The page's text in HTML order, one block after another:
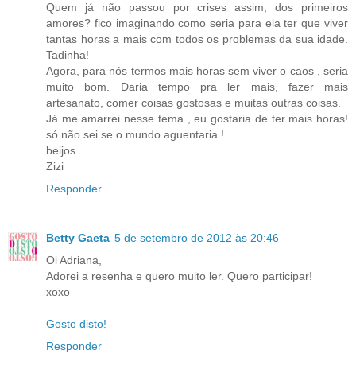
Quem já não passou por crises assim, dos primeiros
amores? fico imaginando como seria para ela ter que viver
tantas horas a mais com todos os problemas da sua idade.
Tadinha!
Agora, para nós termos mais horas sem viver o caos , seria
muito bom. Daria tempo pra ler mais, fazer mais
artesanato, comer coisas gostosas e muitas outras coisas.
Já me amarrei nesse tema , eu gostaria de ter mais horas!
só não sei se o mundo aguentaria !
beijos
Zizi
Responder
Betty Gaeta 5 de setembro de 2012 às 20:46
Oi Adriana,
Adorei a resenha e quero muito ler. Quero participar!
xoxo
Gosto disto!
Responder